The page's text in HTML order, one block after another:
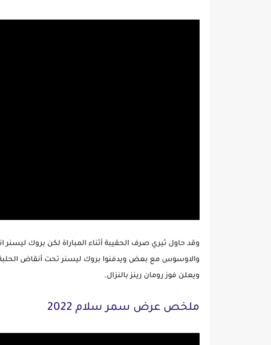
والاوسوس مع بعض ويدفنوا بروك ليسنر تحت أنقاض
ويعلن فوز رومان رينز بالنزال.
ملخص عرض سمر سلام 2022